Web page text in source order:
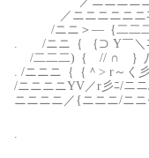
／ニニニニニ
/ニニ＞―｛
. /ニニ｛ ｛
/二二二)｛
. /ニニニ｛｛＾
/ニニニニYV
ニニニニ／{ニ